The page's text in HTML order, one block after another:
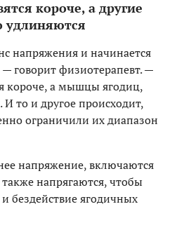
короче, а другие
удлиняются
напряжения и начинается
— говорит физиотерапевт. —
короче, а мышцы ягодиц,
И то и другое происходит,
ограничили их диапазон
напряжение, включаются
напрягаются, чтобы
бездействие ягодичных